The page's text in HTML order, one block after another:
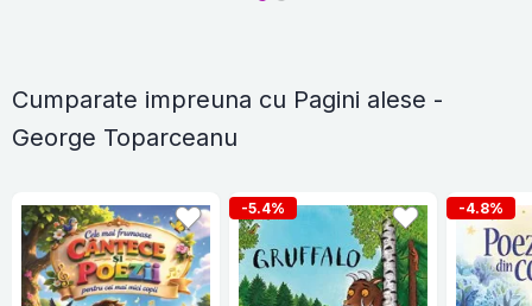
Cumparate impreuna cu Pagini alese -
George Toparceanu
-5.4% -4.8%